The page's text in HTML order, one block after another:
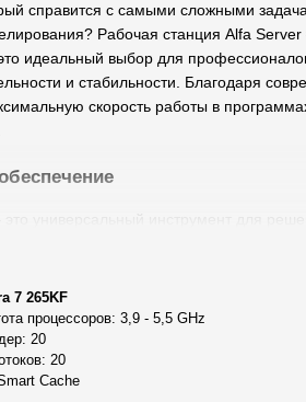
справится с самыми сложными
Рабочая станция Alfa Server
идеальный выбор для
и стабильности. Благодаря
скорость работы в
эффективность в
: Компьютер для видеомонтажа Alfa
видео в форматах 4K и 8K, обеспечивая
задержек. Вы сможете комфортно
7 265KF
процессоров: 3,9 - 5,5 GHz
20
20
Cache